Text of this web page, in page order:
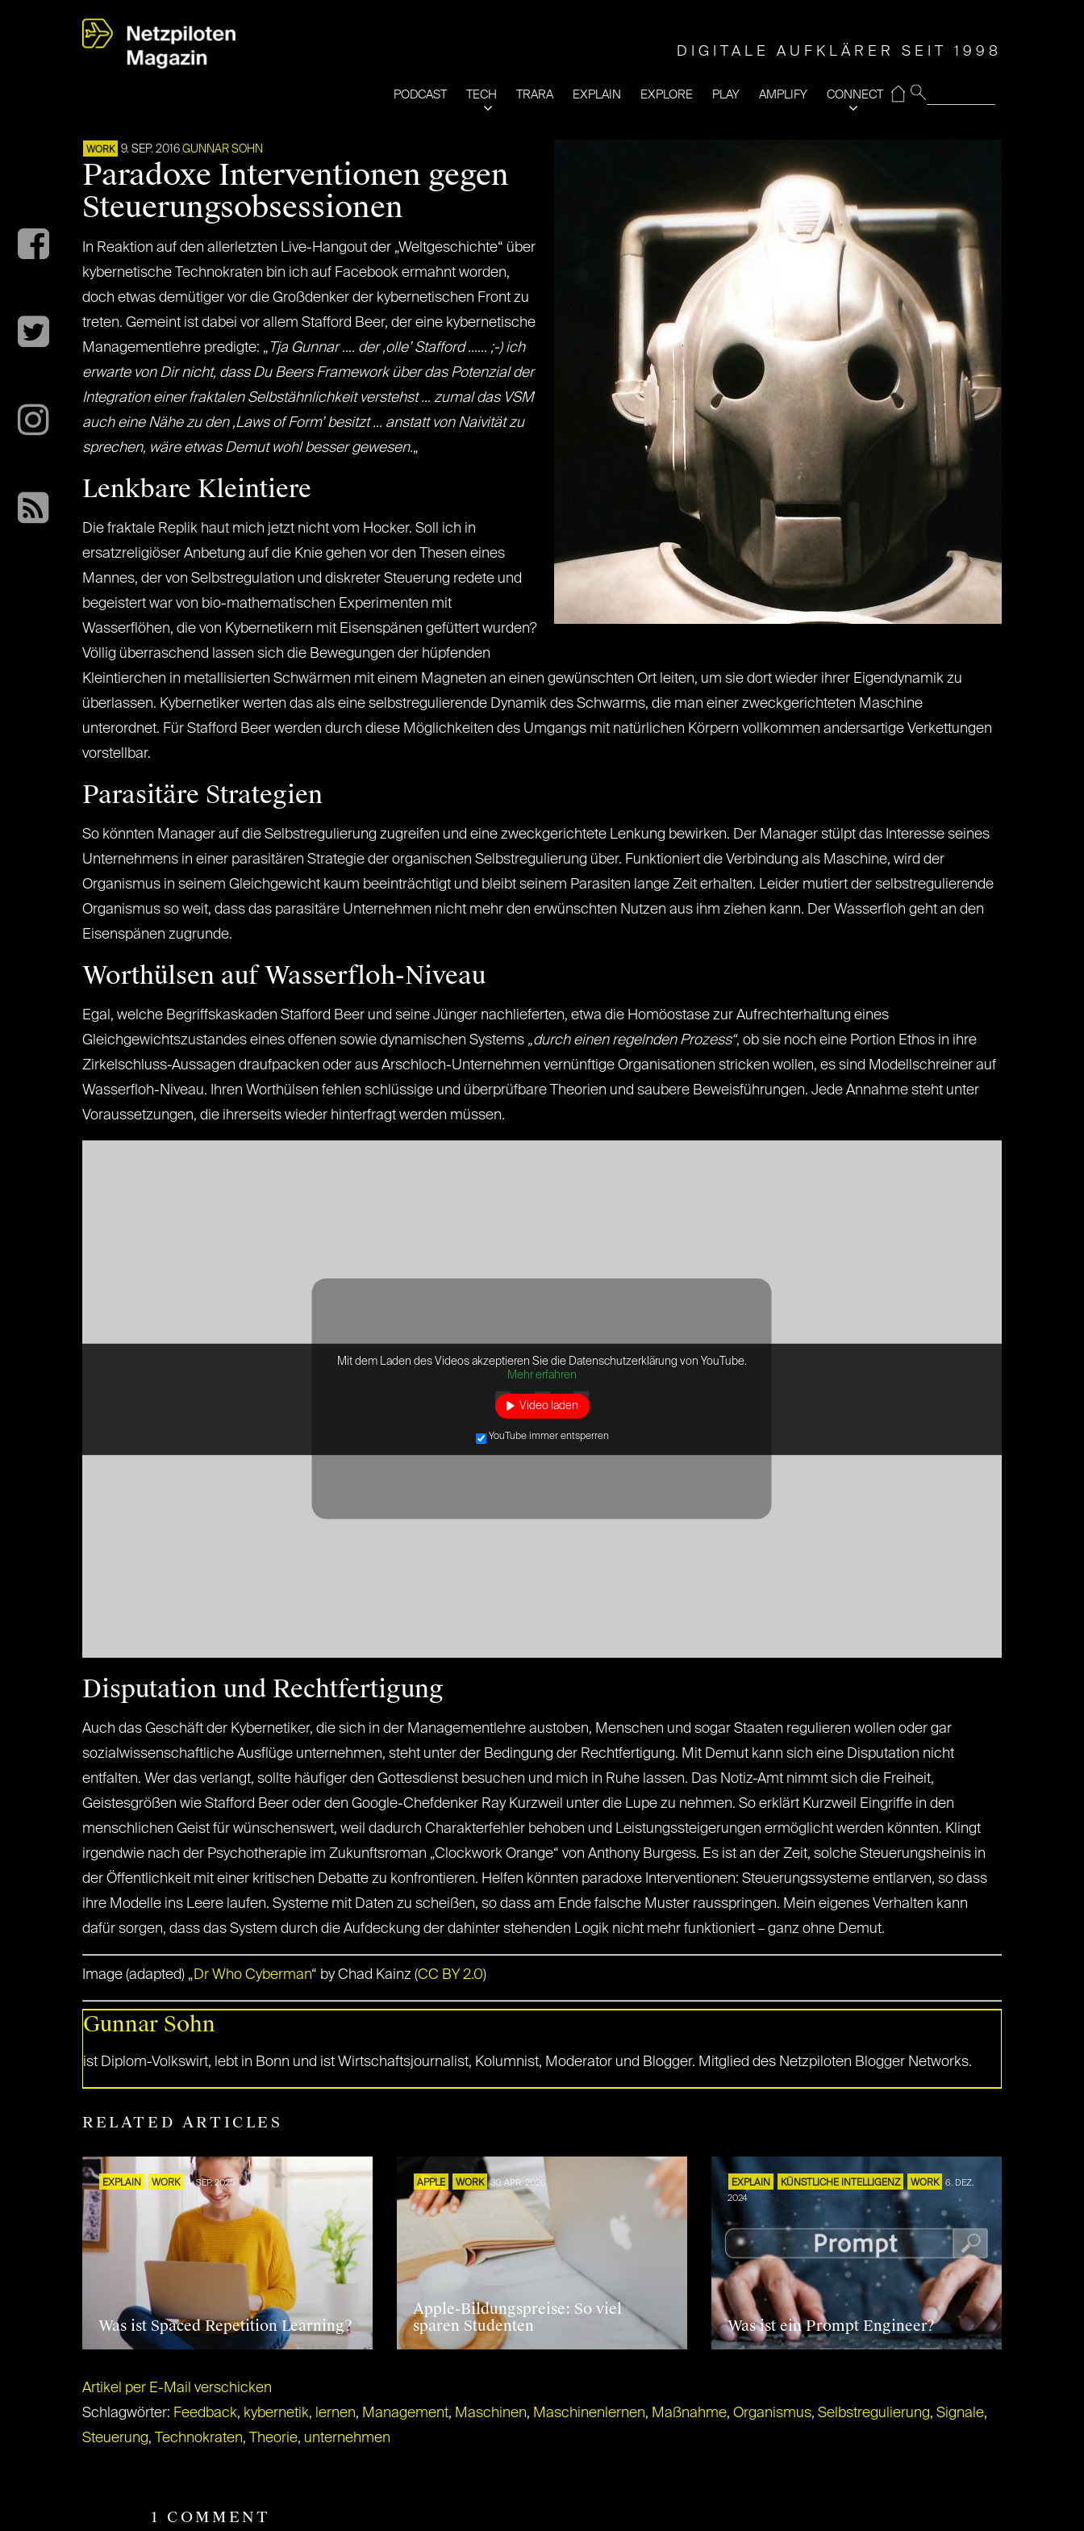
DIGITALE AUFKLÄRER SEIT 1998
PODCAST TECH TRARA EXPLAIN EXPLORE PLAY AMPLIFY CONNECT
⌂
WORK 9. SEP. 2016 GUNNAR SOHN
Paradoxe Interventionen gegen
Steuerungsobsessionen
In Reaktion auf den allerletzten Live-Hangout der „Weltgeschichte“ über
kybernetische Technokraten bin ich auf Facebook ermahnt worden,
doch etwas demütiger vor die Großdenker der kybernetischen Front zu
treten. Gemeint ist dabei vor allem Stafford Beer, der eine kybernetische
Managementlehre predigte: „ Tja Gunnar …. der ‚olle’ Stafford …… ;-) ich
erwarte von Dir nicht, dass Du Beers Framework über das Potenzial der
Integration einer fraktalen Selbstähnlichkeit verstehst … zumal das VSM
auch eine Nähe zu den ‚Laws of Form’ besitzt … anstatt von Naivität zu
sprechen, wäre etwas Demut wohl besser gewesen.„
Lenkbare Kleintiere
Die fraktale Replik haut mich jetzt nicht vom Hocker. Soll ich in
ersatzreligiöser Anbetung auf die Knie gehen vor den Thesen eines
Mannes, der von Selbstregulation und diskreter Steuerung redete und
begeistert war von bio-mathematischen Experimenten mit
Wasserflöhen, die von Kybernetikern mit Eisenspänen gefüttert wurden?
Völlig überraschend lassen sich die Bewegungen der hüpfenden
Kleintierchen in metallisierten Schwärmen mit einem Magneten an einen gewünschten Ort leiten, um sie dort wieder ihrer Eigendynamik zu
überlassen. Kybernetiker werten das als eine selbstregulierende Dynamik des Schwarms, die man einer zweckgerichteten Maschine
unterordnet. Für Stafford Beer werden durch diese Möglichkeiten des Umgangs mit natürlichen Körpern vollkommen andersartige Verkettungen
vorstellbar.
Parasitäre Strategien
So könnten Manager auf die Selbstregulierung zugreifen und eine zweckgerichtete Lenkung bewirken. Der Manager stülpt das Interesse seines
Unternehmens in einer parasitären Strategie der organischen Selbstregulierung über. Funktioniert die Verbindung als Maschine, wird der
Organismus in seinem Gleichgewicht kaum beeinträchtigt und bleibt seinem Parasiten lange Zeit erhalten. Leider mutiert der selbstregulierende
Organismus so weit, dass das parasitäre Unternehmen nicht mehr den erwünschten Nutzen aus ihm ziehen kann. Der Wasserfloh geht an den
Eisenspänen zugrunde.
Worthülsen auf Wasserfloh-Niveau
Egal, welche Begriffskaskaden Stafford Beer und seine Jünger nachlieferten, etwa die Homöostase zur Aufrechterhaltung eines
Gleichgewichtszustandes eines offenen sowie dynamischen Systems „durch einen regelnden Prozess“, ob sie noch eine Portion Ethos in ihre
Zirkelschluss-Aussagen draufpacken oder aus Arschloch-Unternehmen vernünftige Organisationen stricken wollen, es sind Modellschreiner auf
Wasserfloh-Niveau. Ihren Worthülsen fehlen schlüssige und überprüfbare Theorien und saubere Beweisführungen. Jede Annahme steht unter
Voraussetzungen, die ihrerseits wieder hinterfragt werden müssen.
Mit dem Laden des Videos akzeptieren Sie die Datenschutzerklärung von YouTube.
Mehr erfahren
Video laden
YouTube immer entsperren
Disputation und Rechtfertigung
Auch das Geschäft der Kybernetiker, die sich in der Managementlehre austoben, Menschen und sogar Staaten regulieren wollen oder gar
sozialwissenschaftliche Ausflüge unternehmen, steht unter der Bedingung der Rechtfertigung. Mit Demut kann sich eine Disputation nicht
entfalten. Wer das verlangt, sollte häufiger den Gottesdienst besuchen und mich in Ruhe lassen. Das Notiz-Amt nimmt sich die Freiheit,
Geistesgrößen wie Stafford Beer oder den Google-Chefdenker Ray Kurzweil unter die Lupe zu nehmen. So erklärt Kurzweil Eingriffe in den
menschlichen Geist für wünschenswert, weil dadurch Charakterfehler behoben und Leistungssteigerungen ermöglicht werden könnten. Klingt
irgendwie nach der Psychotherapie im Zukunftsroman „Clockwork Orange“ von Anthony Burgess. Es ist an der Zeit, solche Steuerungsheinis in
der Öffentlichkeit mit einer kritischen Debatte zu konfrontieren. Helfen könnten paradoxe Interventionen: Steuerungssysteme entlarven, so dass
ihre Modelle ins Leere laufen. Systeme mit Daten zu scheißen, so dass am Ende falsche Muster rausspringen. Mein eigenes Verhalten kann
dafür sorgen, dass das System durch die Aufdeckung der dahinter stehenden Logik nicht mehr funktioniert – ganz ohne Demut.
Image (adapted) „Dr Who Cyberman“ by Chad Kainz (CC BY 2.0)
Gunnar Sohn
ist Diplom-Volkswirt, lebt in Bonn und ist Wirtschaftsjournalist, Kolumnist, Moderator und Blogger. Mitglied des Netzpiloten Blogger Networks.
RELATED ARTICLES
EXPLAIN WORK 4. SEP. 2025
Was ist Spaced Repetition Learning?
APPLE WORK 30. APR. 2026
Apple-Bildungspreise: So viel
sparen Studenten
EXPLAIN KÜNSTLICHE INTELLIGENZ WORK
6. DEZ.
2024
Was ist ein Prompt Engineer?
Artikel per E-Mail verschicken
Schlagwörter: Feedback, kybernetik, lernen, Management, Maschinen, Maschinenlernen, Maßnahme, Organismus, Selbstregulierung, Signale,
Steuerung, Technokraten, Theorie, unternehmen
1 COMMENT